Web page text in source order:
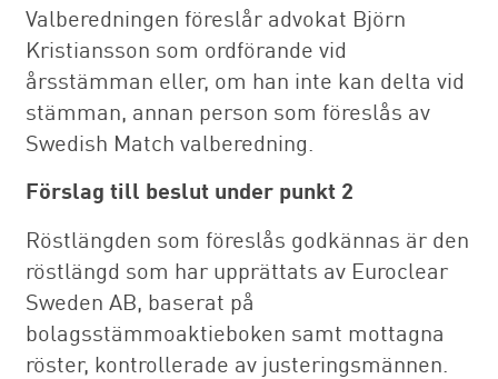
Valberedningen föreslår advokat Björn
Kristiansson som ordförande vid
årsstämman eller, om han inte kan delta vid
stämman, annan person som föreslås av
Swedish Match valberedning.
Förslag till beslut under punkt 2
Röstlängden som föreslås godkännas är den
röstlängd som har upprättats av Euroclear
Sweden AB, baserat på
bolagsstämmoaktieboken samt mottagna
röster, kontrollerade av justeringsmännen.